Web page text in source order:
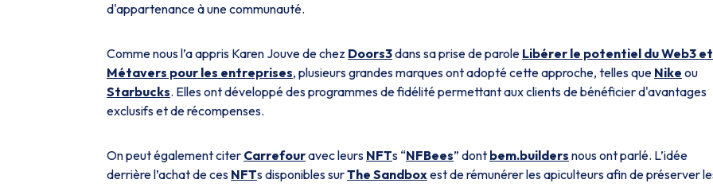
d'appartenance à une communauté.
Comme nous l’a appris Karen Jouve de chez Doors3dans sa prise de parole Libérer le potentiel du Web3
Métavers pour les entreprises, plusieurs grandes marques ont adopté cette approche, telles que Nike ou
Starbucks. Elles ont développé des programmes de fidélité permettant aux clients de bénéficier d'avantages
exclusifs et de récompenses.
On peut également citer Carrefouravec leurs NFTs “NFBees” dont bem.builders nous ont parlé. L’idée
derrière l’achat de ces NFTs disponibles surThe Sandboxest de rémunérer les apiculteurs afin de préserver